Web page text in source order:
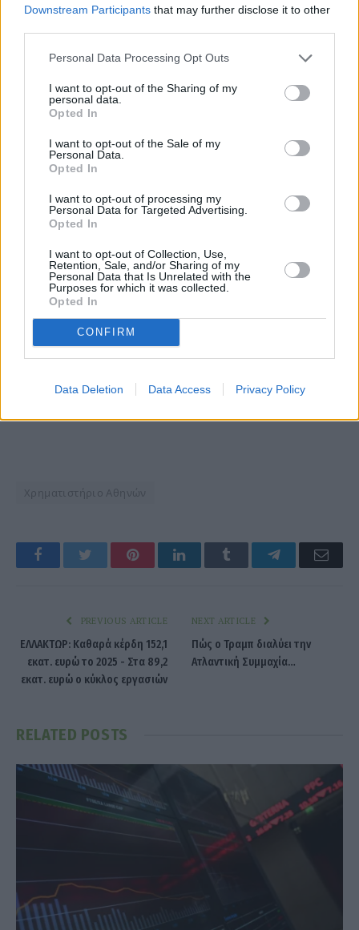
Downstream Participants that may further disclose it to other
Personal Data Processing Opt Outs
I want to opt-out of the Sharing of my
personal data.
Opted In
I want to opt-out of the Sale of my
Personal Data.
Opted In
I want to opt-out of processing my
Personal Data for Targeted Advertising.
Opted In
I want to opt-out of Collection, Use,
Retention, Sale, and/or Sharing of my
Personal Data that Is Unrelated with the
Purposes for which it was collected.
Opted In
CONFIRM
Data Deletion Data Access Privacy Policy
Χρηματιστήριο Αθηνών
Facebook Twitter PinterestLinkedIn Tumblr Telegram
PREVIOUS ARTICLE
ΕΛΛΑΚΤΩΡ: Καθαρά κέρδη 152,1
εκατ. ευρώ το 2025 - Στα 89,2
εκατ. ευρώ ο κύκλος εργασιών
NEXT ARTICLE
Πώς ο Τραμπ διαλύει την
Ατλαντική Συμμαχία…
RELATED POSTS